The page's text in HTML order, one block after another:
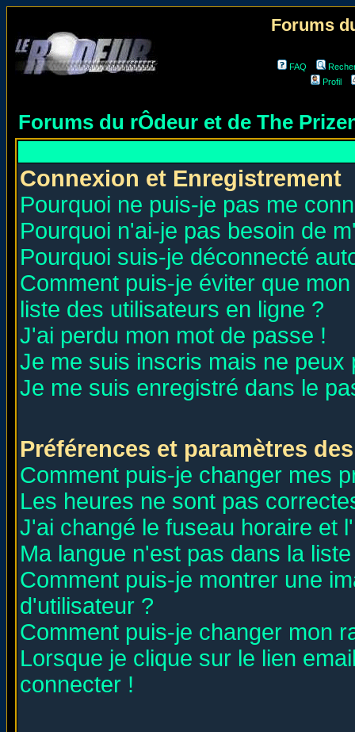
Forums
FAQ
Profil
Forums du rÔdeur et de The
Connexion et Enregistrement
Pourquoi ne puis-je pas me
Pourquoi n'ai-je pas besoin de
Pourquoi suis-je déconnecté
Comment puis-je éviter que
liste des utilisateurs en ligne ?
J'ai perdu mon mot de passe !
Je me suis inscris mais ne peux
Je me suis enregistré dans le
Préférences et paramètres
Comment puis-je changer mes
Les heures ne sont pas
J'ai changé le fuseau horaire et
Ma langue n'est pas dans la
Comment puis-je montrer une
d'utilisateur ?
Comment puis-je changer mon
Lorsque je clique sur le lien
connecter !